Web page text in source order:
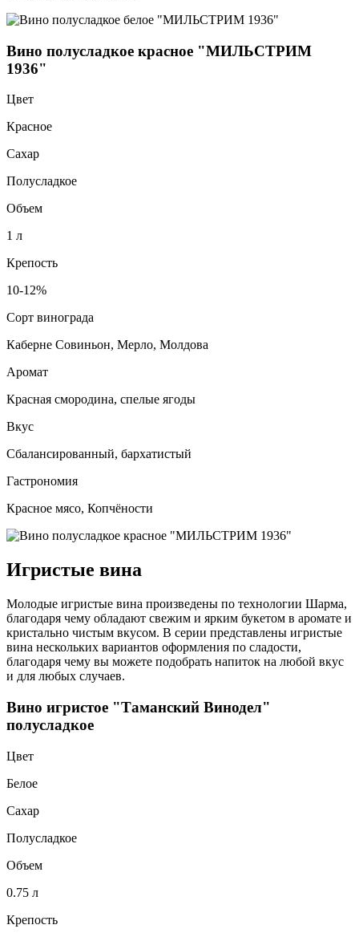
Вино полусладкое красное "МИЛЬСТРИМ
1936"
Цвет
Красное
Сахар
Полусладкое
Объем
1 л
Крепость
10-12%
Сорт винограда
Каберне Совиньон, Мерло, Молдова
Аромат
Красная смородина, спелые ягоды
Вкус
Сбалансированный, бархатистый
Гастрономия
Красное мясо, Копчёности
Игристые вина
Молодые игристые вина произведены по технологии Шарма,
благодаря чему обладают свежим и ярким букетом в аромате и
кристально чистым вкусом. В серии представлены игристые
вина нескольких вариантов оформления по сладости,
благодаря чему вы можете подобрать напиток на любой вкус
и для любых случаев.
Вино игристое "Таманский Винодел"
полусладкое
Цвет
Белое
Сахар
Полусладкое
Объем
0.75 л
Крепость